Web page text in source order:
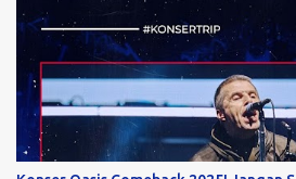
tahun perjalanan musik PASTO.
mereka yang dulu nemenin masa
menggema dengan aransemen yang
tanggalnya: 5 November 2025, lokasi:
buat sing a long bareng, karena ini
perjalanan waktu yang bawa kamu
Indonesia. Nggak cuma nostalgia,